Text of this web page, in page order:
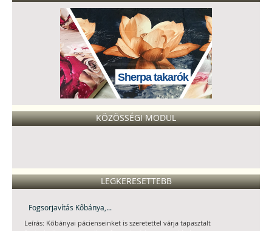
Sherpa takarók
KÖZÖSSÉGI MODUL
LEGKERESETTEBB
Fogsorjavítás Kőbánya,...
Leírás: Kőbányai pácienseinket is szeretettel várja tapasztalt